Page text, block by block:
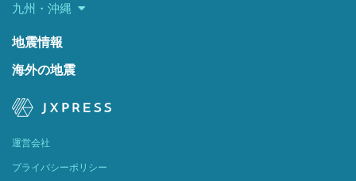
九州・沖縄
地震情報
海外の地震
運営会社
プライバシーポリシー